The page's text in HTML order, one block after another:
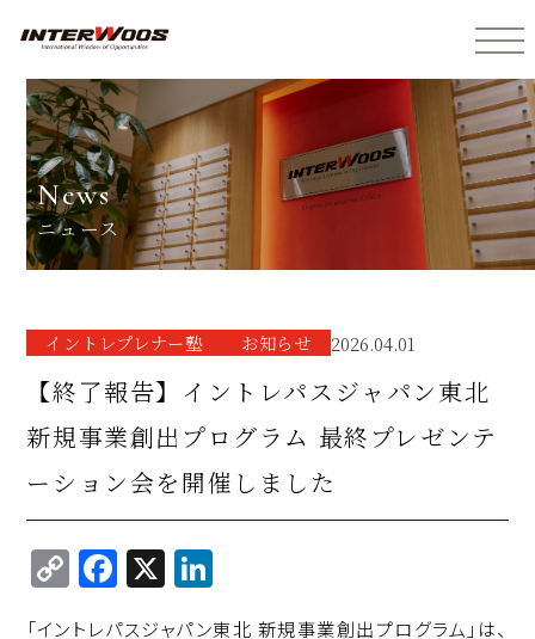
news
ニュース
イントレプレナー塾 お知らせ 2026.04.01
【終了報告】イントレパスジャパン東北
新規事業創出プログラム 最終プレゼンテ
ーション会を開催しました
C
o
F
a
X
n
「イントレパスジャパン東北 新規事業創出プログラム」は、